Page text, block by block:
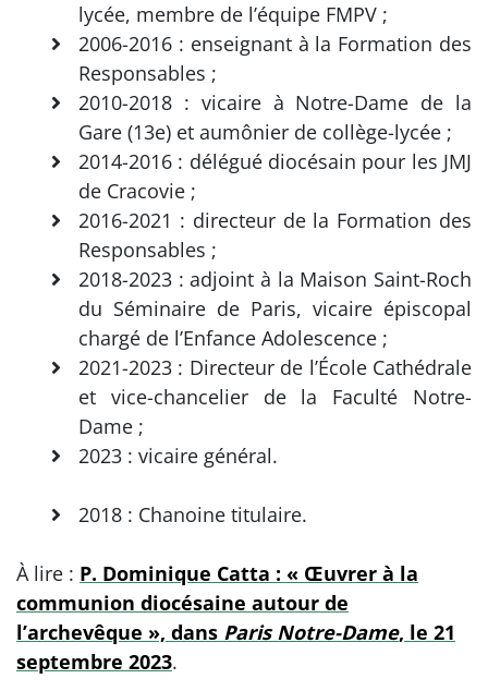
lycée, membre de l’équipe FMPV ;
2006-2016 : enseignant à la Formation des
Responsables ;
2010-2018 : vicaire à Notre-Dame de la
Gare (13e) et aumônier de collège-lycée ;
2014-2016 : délégué diocésain pour les JMJ
de Cracovie ;
2016-2021 : directeur de la Formation des
Responsables ;
2018-2023 : adjoint à la Maison Saint-Roch
du Séminaire de Paris, vicaire épiscopal
chargé de l’Enfance Adolescence ;
2021-2023 : Directeur de l’École Cathédrale
et vice-chancelier de la Faculté Notre-
Dame ;
2023 : vicaire général.
2018 : Chanoine titulaire.
À lire : P. Dominique Catta : « Œuvrer à la
communion diocésaine autour de
l’archevêque », dans Paris Notre-Dame, le 21
septembre 2023.